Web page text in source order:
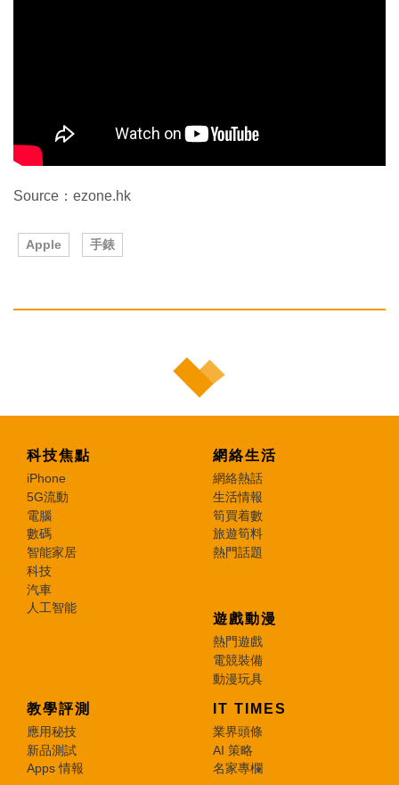
Source：ezone.hk
Apple 手錶
科技焦點
iPhone
5G流動
電腦
數碼
智能家居
科技
汽車
人工智能
網絡生活
網絡熱話
生活情報
筍買着數
旅遊筍料
熱門話題
遊戲動漫
熱門遊戲
電競裝備
動漫玩具
教學評測
應用秘技
新品測試
Apps 情報
IT TIMES
業界頭條
AI 策略
名家專欄